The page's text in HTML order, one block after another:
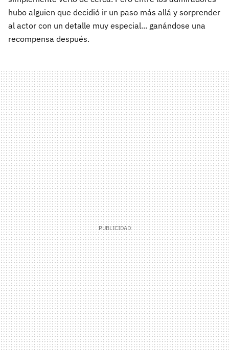
hubo alguien que decidió ir un paso más allá y sorprender
al actor con un detalle muy especial... ganándose una
recompensa después.